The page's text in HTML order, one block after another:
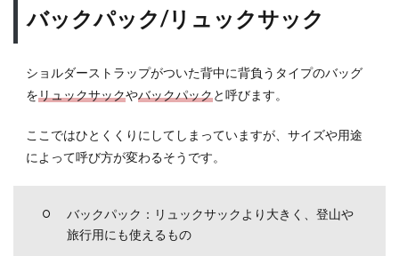
バックパック/リュックサック
ショルダーストラップがついた背中に背負うタイプのバッグ
をリュックサックやバックパックと呼びます。
ここではひとくくりにしてしまっていますが、サイズや用途
によって呼び方が変わるそうです。
バックパック：リュックサックより大きく、登山や
旅行用にも使えるもの